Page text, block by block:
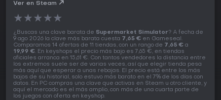
Ver en Steam
★★★★★
¿Buscas una clave barata de Supermarket Simulator? A fecha de
9 ago 2026 la clave más barata cuesta 7,65 € en Gameseal.
Comparamos 14 ofertas de 11 tiendas, con un rango de 7,65 € a
19,99 €. En keyshops el precio más bajo es 7,65 €, en tiendas
oficiales arranca en 15,61 €. Con tantos vendedores la distancia entre
los extremos suele ser de varias veces, así que elegir tienda pesa
más aquí que esperar a unas rebajas. El precio está entre los más
bajos de su historial, solo estuvo más barato en el 7% de los días con
datos. En PC compras una clave que activas en Steam u otro cliente, y
aquí el mercado es el más amplio, con más de una cuarta parte de
los juegos con oferta en keyshop.